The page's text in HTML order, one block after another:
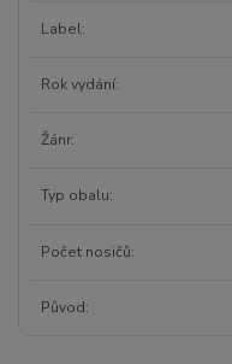
Label
Rok vydání
Žánr
Typ obalu
Počet nosičů
Původ